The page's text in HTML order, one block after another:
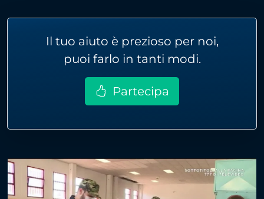
Il tuo aiuto è prezioso per noi,
puoi farlo in tanti modi.
Partecipa